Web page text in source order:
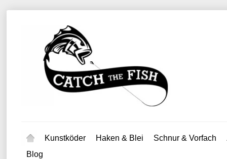
Kunstköder Haken & Blei Schnur & Vorfach
Blog